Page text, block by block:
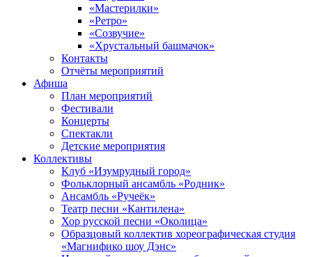
«Мастерилки»
«Ретро»
«Созвучие»
«Хрустальный башмачок»
Контакты
Отчёты мероприятий
Афиша
План мероприятий
Фестивали
Концерты
Спектакли
Детские мероприятия
Коллективы
Клуб «Изумрудный город»
Фольклорный ансамбль «Родник»
Ансамбль «Ручеёк»
Театр песни «Кантилена»
Хор русской песни «Околица»
Образцовый коллектив хореографическая студия
«Магнифико шоу Дэнс»